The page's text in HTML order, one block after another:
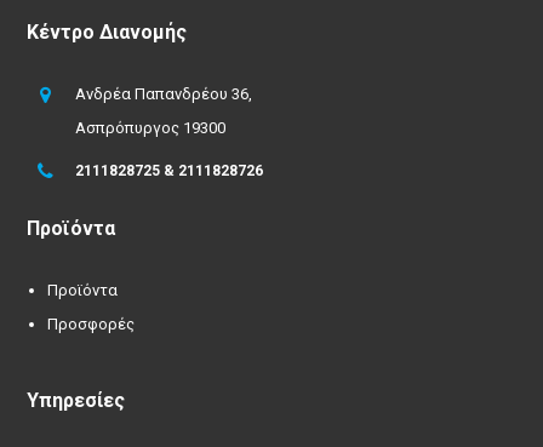
Κέντρο Διανομής
Ανδρέα Παπανδρέου 36,
Ασπρόπυργος 19300
2111828725 & 2111828726
Προϊόντα
Προϊόντα
Προσφορές
Υπηρεσίες